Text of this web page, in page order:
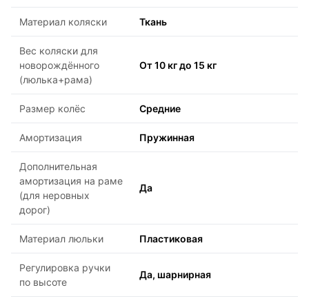
Материал коляски Ткань
Вес коляски для
новорождённого
(люлька+рама)
От 10 кг до 15 кг
Размер колёс Средние
Амортизация Пружинная
Дополнительная
амортизация на раме
(для неровных
дорог)
Да
Материал люльки Пластиковая
Регулировка ручки
по высоте
Да, шарнирная